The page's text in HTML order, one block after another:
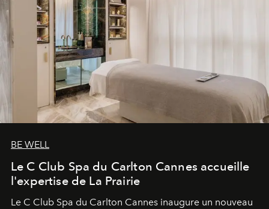
BE WELL
Le C Club Spa du Carlton Cannes accueille
l'expertise de La Prairie
Le C Club Spa du Carlton Cannes inaugure un nouveau